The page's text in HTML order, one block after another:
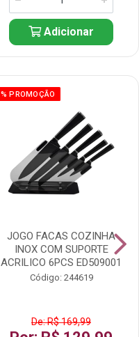
Adicionar
% PROMOÇÃO
JOGO FACAS COZINHA
INOX COM SUPORTE
ACRILICO 6PCS ED509001
Código: 244619
De: R$ 169,99